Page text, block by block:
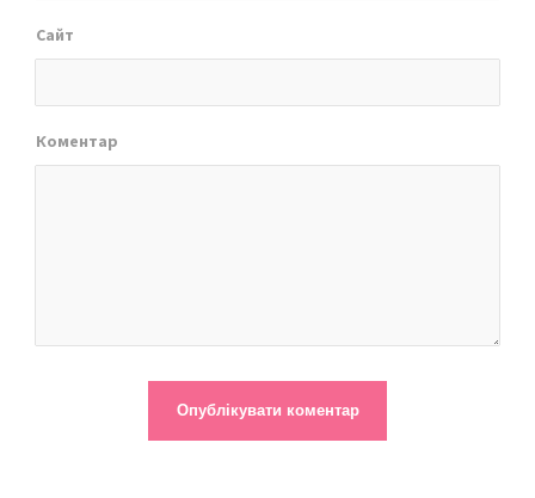
Сайт
Коментар